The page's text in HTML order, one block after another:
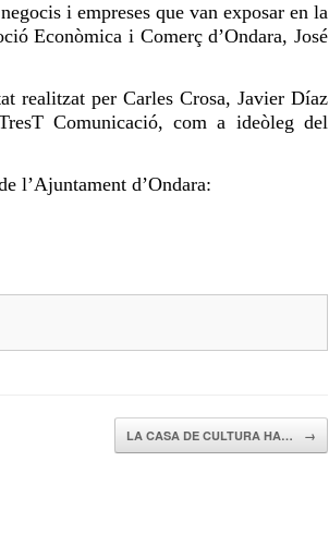
i empreses que van exposar en la
Econòmica i Comerç d’Ondara, José
realitzat per Carles Crosa, Javier Díaz
Comunicació, com a ideòleg del
l’Ajuntament d’Ondara:
LA CASA DE CULTURA HA… →